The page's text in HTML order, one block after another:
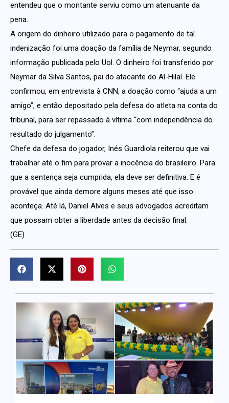
entendeu que o montante serviu como um atenuante da
pena.
A origem do dinheiro utilizado para o pagamento de tal
indenização foi uma doação da família de Neymar, segundo
informação publicada pelo Uol. O dinheiro foi transferido por
Neymar da Silva Santos, pai do atacante do Al-Hilal. Ele
confirmou, em entrevista à CNN, a doação como “ajuda a um
amigo”, e então depositado pela defesa do atleta na conta do
tribunal, para ser repassado à vítima “com independência do
resultado do julgamento”.
Chefe da defesa do jogador, Inés Guardiola reiterou que vai
trabalhar até o fim para provar a inocência do brasileiro. Para
que a sentença seja cumprida, ela deve ser definitiva. E é
provável que ainda demore alguns meses até que isso
aconteça. Até lá, Daniel Alves e seus advogados acreditam
que possam obter a liberdade antes da decisão final.
(GE)